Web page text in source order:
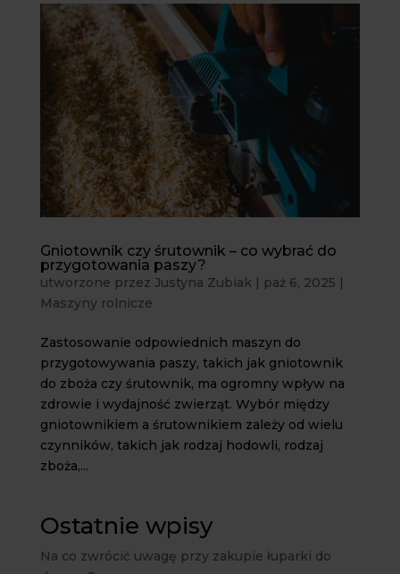
Gniotownik czy śrutownik – co wybrać do
przygotowania paszy?
utworzone przez Justyna Zubiak | paź 6, 2025 |
Maszyny rolnicze
Zastosowanie odpowiednich maszyn do
przygotowywania paszy, takich jak gniotownik
do zboża czy śrutownik, ma ogromny wpływ na
zdrowie i wydajność zwierząt. Wybór między
gniotownikiem a śrutownikiem zależy od wielu
czynników, takich jak rodzaj hodowli, rodzaj
zboża,...
Ostatnie wpisy
Na co zwrócić uwagę przy zakupie łuparki do